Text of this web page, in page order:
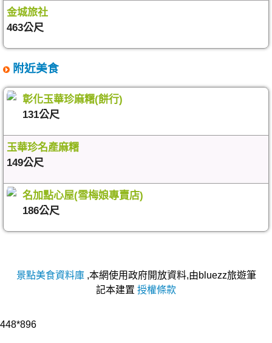
金城旅社
463公尺
附近美食
彰化玉華珍麻糬(餅行)
131公尺
玉華珍名產麻糬
149公尺
名加點心屋(雪梅娘專賣店)
186公尺
景點美食資料庫,本網使用政府開放資料,由bluezz旅遊筆
記本建置 授權條款
448*896